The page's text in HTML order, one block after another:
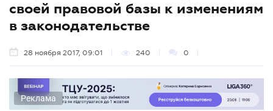
своей правовой базы к изменениям
в законодательстве
28 ноября 2017, 09:01 240 0
Реклама